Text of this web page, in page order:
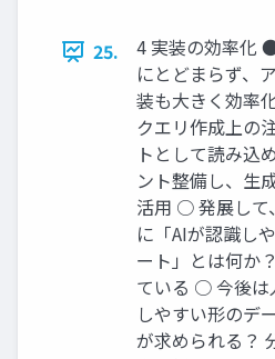
25.
4 実装の効率化
にとどまらず、
装も大きく効率
クエリ作成上の
トとして読み込
ント整備し、生
活用 ○ 発展して
に「AIが認識し
ート」とは何か
ている ○ 今後は
しやすい形のデ
が求められる？